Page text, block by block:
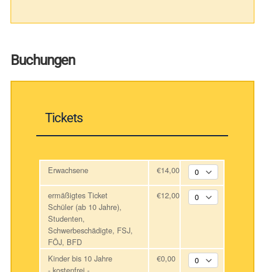
Buchungen
Tickets
Erwachsene €14,00
ermäßigtes Ticket
Schüler (ab 10 Jahre),
Studenten,
Schwerbeschädigte, FSJ,
FÖJ, BFD
€12,00
Kinder bis 10 Jahre
- kostenfrei -
€0,00